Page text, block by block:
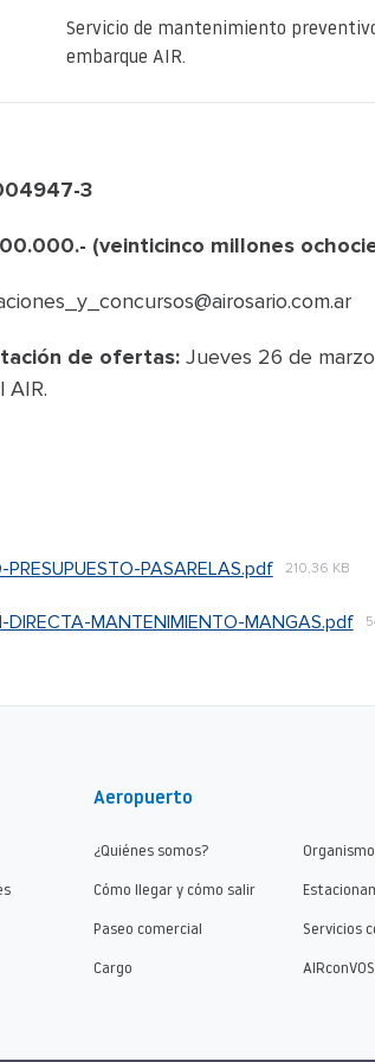
Servicio de mantenimiento
embarque AIR.
3
(veinticinco millones
de ofertas:Jueves 26 de
AIR.
PASARELAS.pdf 210,36 KB
DIRECTA-MANTENIMIENTO-MANGAS.pdf
Aeropuerto
¿Quiénes somos?
Cómo llegar y cómo salir
Paseo comercial Servicios
Cargo AIRconVOS